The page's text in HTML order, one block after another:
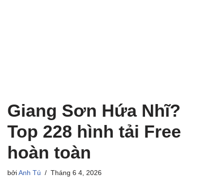
Giang Sơn Hứa Nhĩ?
Top 228 hình tải Free
hoàn toàn
bởi Anh Tú Tháng 6 4, 2026